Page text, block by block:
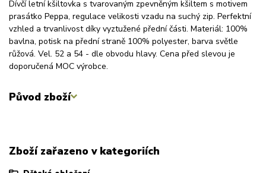
Dívčí letní kšiltovka s tvarovaným zpevněným kšiltem s motivem
prasátko Peppa, regulace velikosti vzadu na suchý zip. Perfektní
vzhled a trvanlivost díky vyztužené přední části. Materiál: 100%
bavlna, potisk na přední straně 100% polyester, barva světle
růžová. Vel. 52 a 54 - dle obvodu hlavy. Cena před slevou je
doporučená MOC výrobce.
Původ zboží
Zboží zařazeno v kategoriích